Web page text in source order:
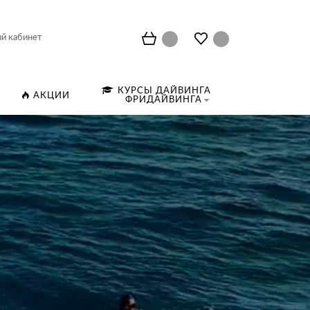
кабинет
АКЦИИ
КУРСЫ ДАЙВИНГА
ФРИДАЙВИНГА